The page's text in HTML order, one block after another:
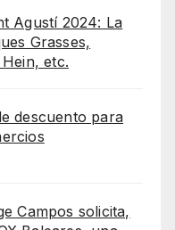
Agustí 2024: La
Grasses,
etc.
descuento para
Campos solicita,